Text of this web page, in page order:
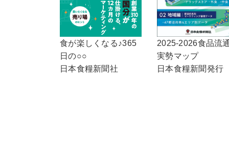
食が楽しくなる♪365
日の○○
日本食糧新聞社
2025-2026食品流
実勢マップ
日本食糧新聞発行